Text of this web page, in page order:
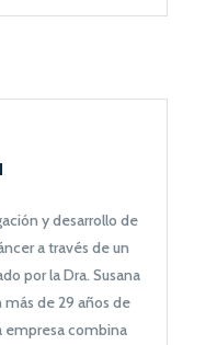
y desarrollo de
a través de un
por la Dra. Susana
de 29 años de
empresa combina